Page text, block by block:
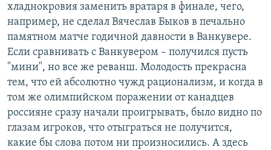
хладнокровия заменить вратаря в финале, чего,
например, не сделал Вячеслав Быков в печально
памятном матче годичной давности в Ванкувере.
Если сравнивать с Ванкувером – получился пусть
"мини", но все же реванш. Молодость прекрасна
тем, что ей абсолютно чужд рационализм, и когда в
том же олимпийском поражении от канадцев
россияне сразу начали проигрывать, было видно по
глазам игроков, что отыграться не получится,
какие бы слова потом ни произносились. А здесь